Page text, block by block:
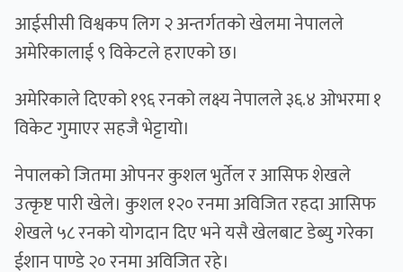
आईसीसी विश्वकप लिग २ अन्तर्गतको खेलमा नेपालले
अमेरिकालाई ९ विकेटले हराएको छ।
अमेरिकाले दिएको १९६ रनको लक्ष्य नेपालले ३६.४ ओभरमा १
विकेट गुमाएर सहजै भेट्टायो।
नेपालको जितमा ओपनर कुशल भुर्तेल र आसिफ शेखले
उत्कृष्ट पारी खेले। कुशल १२० रनमा अविजित रहदा आसिफ
शेखले ५८ रनको योगदान दिए भने यसै खेलबाट डेब्यु गरेका
ईशान पाण्डे २० रनमा अविजित रहे।